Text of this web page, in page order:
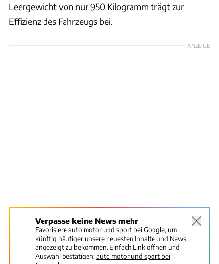
Leergewicht von nur 950 Kilogramm trägt zur
Effizienz des Fahrzeugs bei.
ANZEIGE
Verpasse keine News mehr
Favorisiere auto motor und sport bei Google, um
künftig häufiger unsere neuesten Inhalte und News
angezeigt zu bekommen. Einfach Link öffnen und
Auswahl bestätigen:auto motor und sport bei